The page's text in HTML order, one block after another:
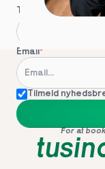
Telefon*
Email*
Tilmeld
For at